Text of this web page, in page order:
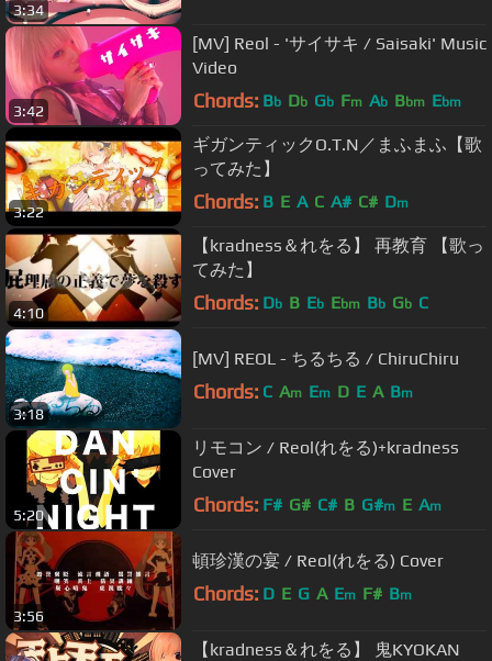
3:34
3:42
[MV] Reol - 'サイサキ / Saisaki' Music
Video
Chords: Bb Db Gb Fm Ab Bbm Ebm
3:22
ギガンティックO.T.N／まふまふ【歌
ってみた】
Chords: B E A C A# C# Dm
4:10
【kradness＆れをる】 再教育 【歌っ
てみた】
Chords: Db B Eb Ebm Bb Gb C
3:18
[MV] REOL - ちるちる / ChiruChiru
Chords: C Am Em D E A Bm
5:20
リモコン / Reol(れをる)+kradness
Cover
Chords: F# G# C# B G#m E Am
3:56
頓珍漢の宴 / Reol(れをる) Cover
Chords: D E G A Em F# Bm
【kradness＆れをる】 鬼KYOKAN